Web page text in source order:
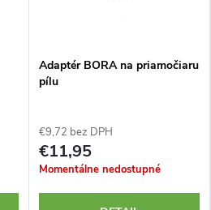
Adaptér BORA na priamočiaru
pílu
€9,72 bez DPH
€11,95
Momentálne nedostupné